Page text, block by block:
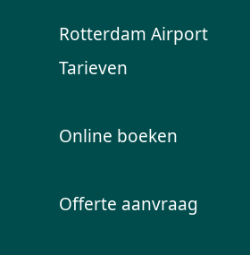
Rotterdam Airport
Tarieven
Online boeken
Offerte aanvraag